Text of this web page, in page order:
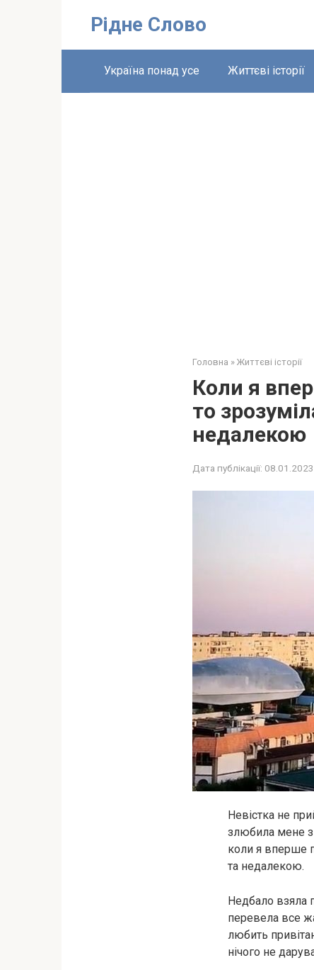
Рідне Слово
Україна понад усе Життєві історії
Головна » Життєві історії
Коли я
то
недалекою
Дата публікації: 08.01.2023
Невістка не
злюбила мене з
коли я вперше
та недалекою.
Недбало взяла
перевела все
любить
нічого не